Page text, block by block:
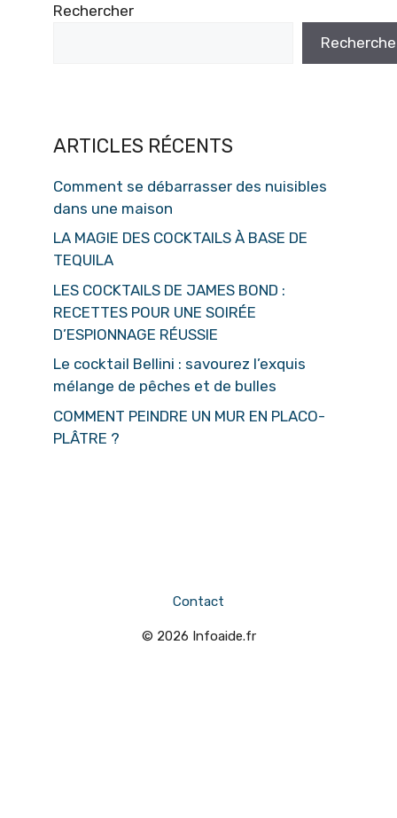
Rechercher
ARTICLES RÉCENTS
Comment se débarrasser des nuisibles
dans une maison
LA MAGIE DES COCKTAILS À BASE DE
TEQUILA
LES COCKTAILS DE JAMES BOND :
RECETTES POUR UNE SOIRÉE
D’ESPIONNAGE RÉUSSIE
Le cocktail Bellini : savourez l’exquis
mélange de pêches et de bulles
COMMENT PEINDRE UN MUR EN PLACO-
PLÂTRE ?
Contact
© 2026 Infoaide.fr